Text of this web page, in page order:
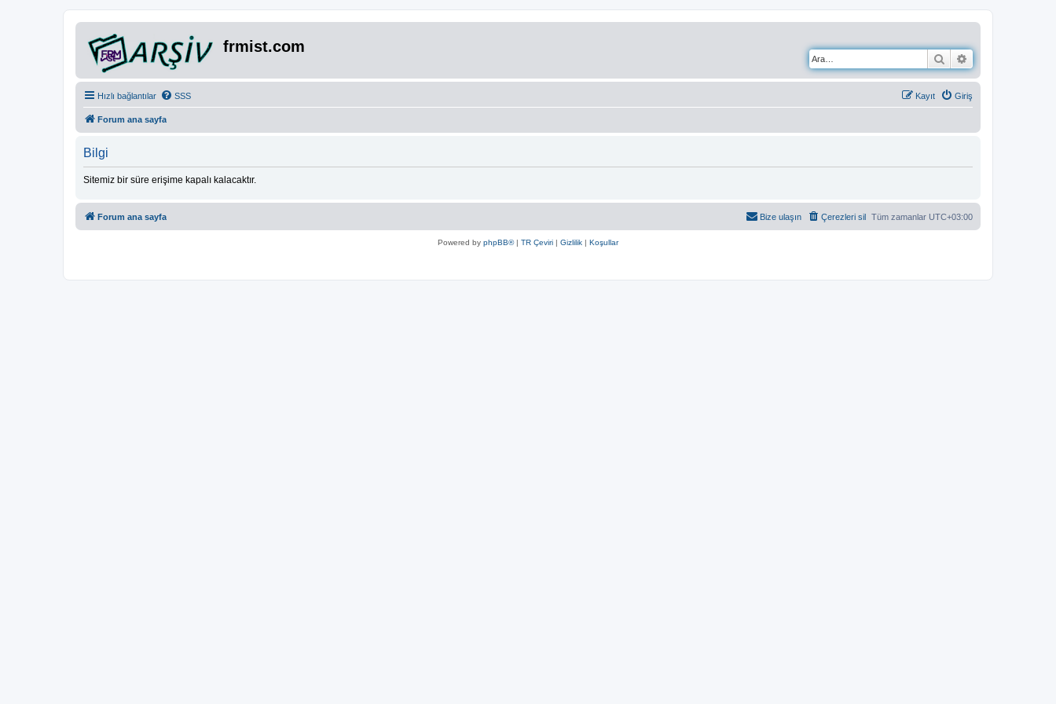
frmist.com
Ara
Hızlı bağlantılar SSS Giriş
Kayıt
Forum ana sayfa
Bilgi
Sitemiz bir süre erişime kapalı kalacaktır.
Forum ana sayfa Tüm zamanlar UTC+03:00
Çerezleri sil
Bize ulaşın
Powered by phpBB®| TR Çeviri | Gizlilik | Koşullar